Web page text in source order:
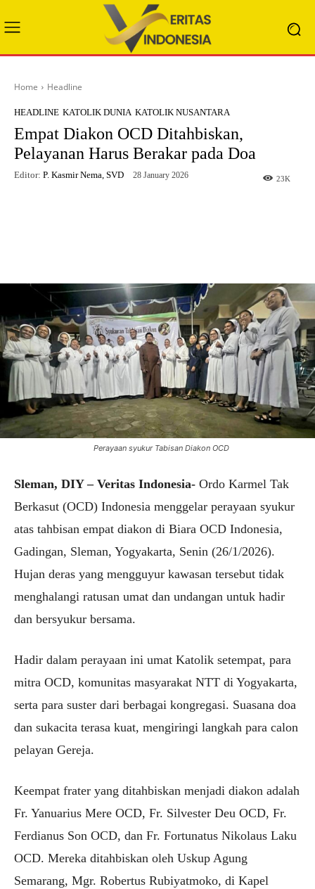
Home Headline
HEADLINE KATOLIK DUNIA KATOLIK NUSANTARA
Empat Diakon OCD Ditahbiskan,
Pelayanan Harus Berakar pada Doa
23K
Editor: P. Kasmir Nema, SVD 28 January 2026
Perayaan syukur Tabisan Diakon OCD
Sleman, DIY – Veritas Indonesia- Ordo Karmel Tak
Berkasut (OCD) Indonesia menggelar perayaan syukur
atas tahbisan empat diakon di Biara OCD Indonesia,
Gadingan, Sleman, Yogyakarta, Senin (26/1/2026).
Hujan deras yang mengguyur kawasan tersebut tidak
menghalangi ratusan umat dan undangan untuk hadir
dan bersyukur bersama.
Hadir dalam perayaan ini umat Katolik setempat, para
mitra OCD, komunitas masyarakat NTT di Yogyakarta,
serta para suster dari berbagai kongregasi. Suasana doa
dan sukacita terasa kuat, mengiringi langkah para calon
pelayan Gereja.
Keempat frater yang ditahbiskan menjadi diakon adalah
Fr. Yanuarius Mere OCD, Fr. Silvester Deu OCD, Fr.
Ferdianus Son OCD, dan Fr. Fortunatus Nikolaus Laku
OCD. Mereka ditahbiskan oleh Uskup Agung
Semarang, Mgr. Robertus Rubiyatmoko, di Kapel